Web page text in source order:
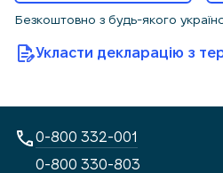
Безкоштовно з будь-якого
Укласти декларацію з
0-800 332-001
0-800 330-803